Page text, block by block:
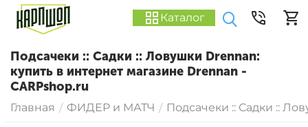
Каталог
Подсачеки :: Садки :: Ловушки Drennan:
купить в интернет магазине Drennan -
CARPshop.ru
Главная / ФИДЕР и МАТЧ / Подсачеки :: Садки ::